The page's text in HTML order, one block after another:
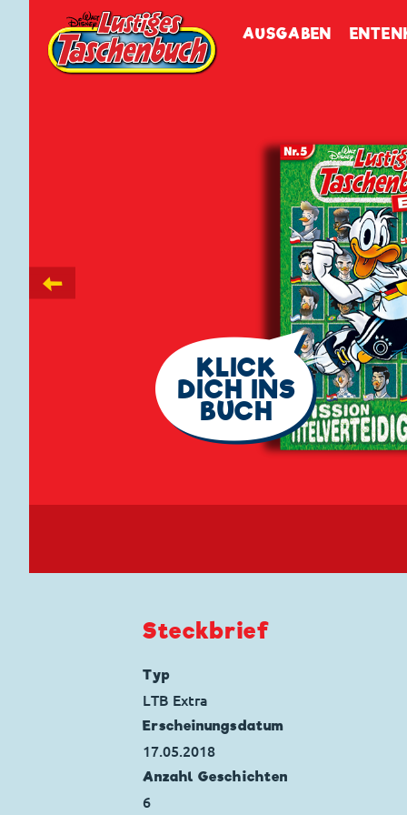
AUSGABEN
←
🗨
KLICK
DICH INS
BUCH
Steckbrief
Typ
LTB Extra
Erscheinungs­datum
17.05.2018
Anzahl Geschichten
6